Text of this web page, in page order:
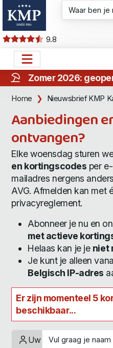
9.8
Zomer 2026:
Home Nieuwsbrief KMP
Aanbiedingen
ontvangen?
Elke woensdag sturen
en kortingscodes per
mailadres nergens
AVG. Afmelden kan met
privacyreglement.
Abonneer je nu en
met actieve
Helaas kan je je niet
Je kunt je alleen
Belgisch IP-adres
Er zijn momenteel 5
beschikbaar...
Uw naam